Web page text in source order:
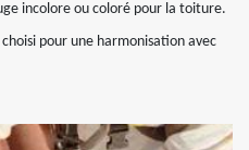
incolore ou coloré pour la toiture.
pour une harmonisation avec